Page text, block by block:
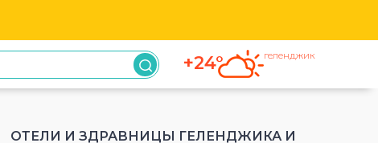
+24° геленджик
ОТЕЛИ И ЗДРАВНИЦЫ ГЕЛЕНДЖИКА И